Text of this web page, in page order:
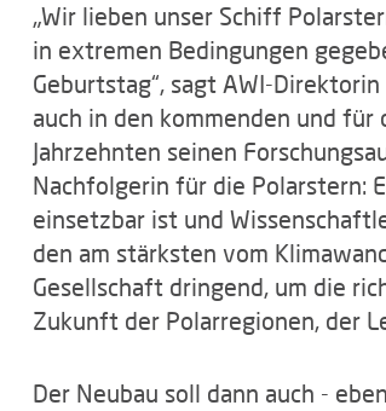
„Wir lieben unser Schiff
in extremen Bedingungen
Geburtstag“, sagt AWI-
auch in den kommenden und
Jahrzehnten seinen
Nachfolgerin für die Polarstern:
einsetzbar ist und
den am stärksten vom
Gesellschaft dringend, um die
Zukunft der Polarregionen, der
Der Neubau soll dann auch -